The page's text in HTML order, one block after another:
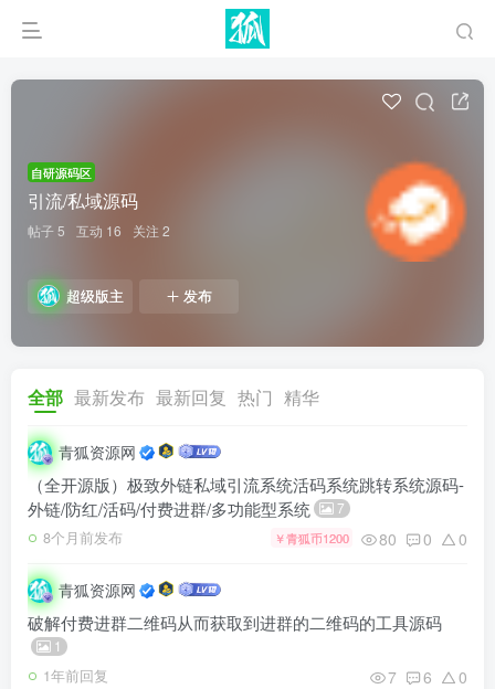
自研源码区
引流/私域源码
帖子 5 互动 16 关注 2
超级版主 发布
全部 最新发布 最新回复 热门 精华
青狐资源网
（全开源版）极致外链私域引流系统活码系统跳转系统源码-
外链/防红/活码/付费进群/多功能型系统
7
8个月前发布 ￥青狐币1200 80 0 0
青狐资源网
破解付费进群二维码从而获取到进群的二维码的工具源码
1
1年前回复 7 6 0